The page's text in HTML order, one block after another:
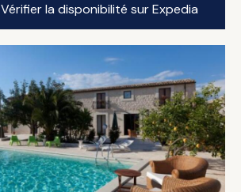
Vérifier la disponibilité sur Expedia